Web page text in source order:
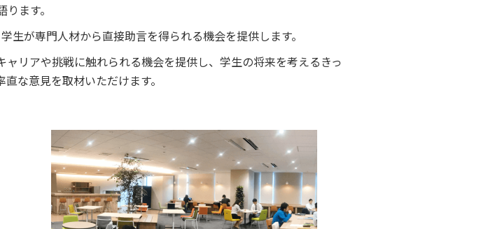
ます。
が専門人材から直接助言を得られる機会を提供します。
リアや挑戦に触れられる機会を提供し、学生の将来を考えるきっ
な意見を取材いただけます。